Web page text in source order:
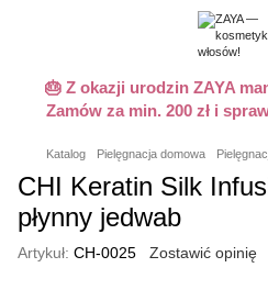
🎂 Z okazji urodzin ZAYA
Zamów za min. 200 zł i
Katalog Pielęgnacja domowa
CHI Keratin Silk
płynny jedwab
Artykuł: CH-0025 Zostawić opinię